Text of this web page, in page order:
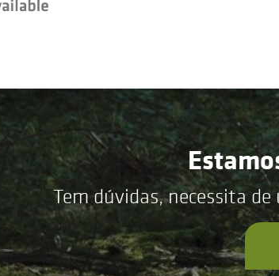
Tem dúvidas, necessita